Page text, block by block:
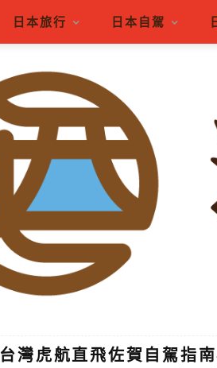
日本旅行 日本自駕
台灣虎航直飛佐賀自駕指